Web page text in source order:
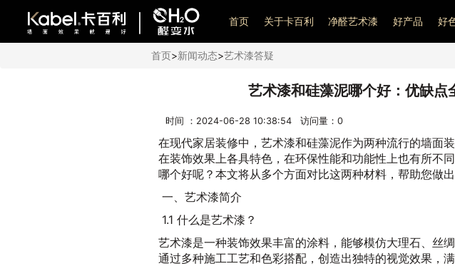
艺术漆加盟
首页 关于卡百利 净醛艺术漆 好产品 好
首页>新闻动态>艺术漆答疑
艺术漆和硅藻泥哪个好：优缺点
时间 ：2024-06-28 10:38:54 访问量： 0
在现代家居装修中，艺术漆和硅藻泥作为两种流行的墙面
在装饰效果上各具特色，在环保性能和功能性上也有所不
哪个好呢？本文将从多个方面对比这两种材料，帮助您做出
一、艺术漆简介
1.1 什么是艺术漆？
艺术漆是一种装饰效果丰富的涂料，能够模仿大理石、丝
通过多种施工工艺和色彩搭配，创造出独特的视觉效果，